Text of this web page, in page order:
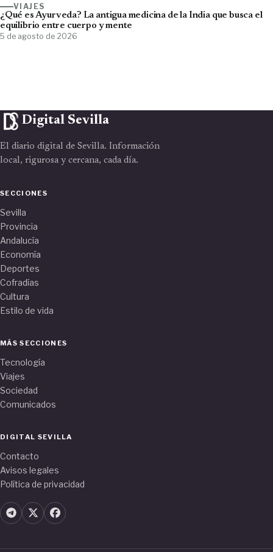
VIAJES
¿Qué es Ayurveda? La antigua medicina de la India que busca el
equilibrio entre cuerpo y mente
5 de agosto de 2026
Digital Sevilla
El diario digital de Sevilla. Información
local, rigurosa y cercana, cada día.
SECCIONES
Sevilla
Provincia
Andalucía
Economía
Deportes
Cofradías
Cultura
Estilo de vida
MÁS SECCIONES
Tecnología
Viajes
Sociedad
Comunicados
DIGITAL SEVILLA
Contacto
Avisos legales
Política de privacidad